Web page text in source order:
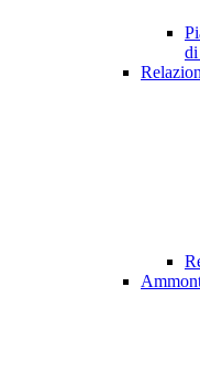
di